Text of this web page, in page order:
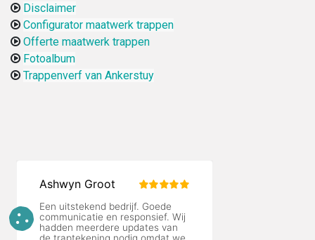
Disclaimer
Configurator maatwerk trappen
Offerte maatwerk trappen
Fotoalbum
Trappenverf van Ankerstuy